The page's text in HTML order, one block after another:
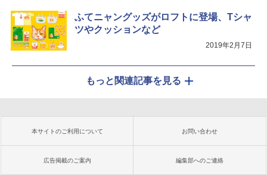
ふてニャングッズがロフトに登場、Tシャ
ツやクッションなど
2019年2月7日
もっと関連記事を見る
本サイトのご利用について お問い合わせ
広告掲載のご案内 編集部へのご連絡